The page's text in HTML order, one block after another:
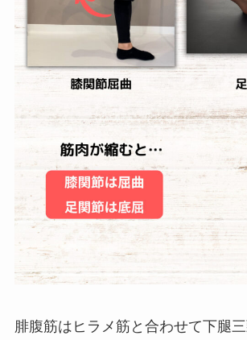
腓腹筋はヒラメ筋と合わせて下腿